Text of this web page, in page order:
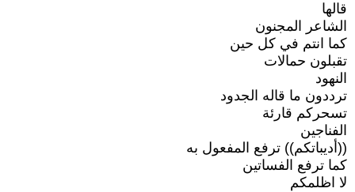
قالها
الشاعر المجنون
كما انتم في كل حين
تقبلون حمالات
النهود
ترددون ما قاله الجدود
تسحركم قارئة
الفناجين
((أديباتكم)) ترفع المفعول به
كما ترفع الفساتين
لا اظلمكم